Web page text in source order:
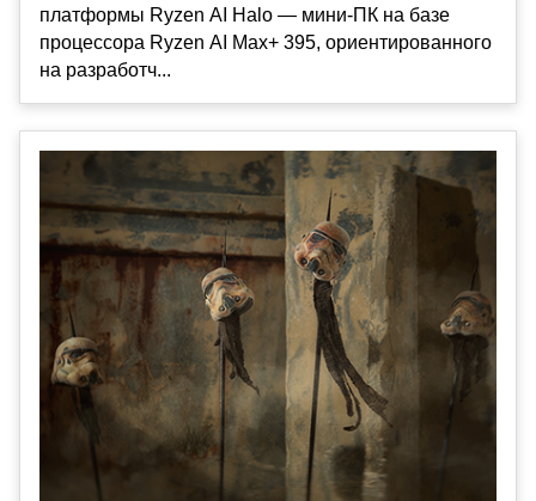
платформы Ryzen AI Halo — мини-ПК на базе
процессора Ryzen AI Max+ 395, ориентированного
на разработч...